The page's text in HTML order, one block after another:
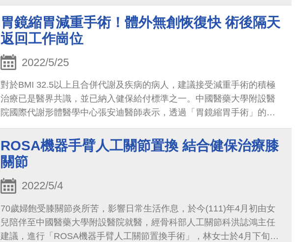
胃鏡縮胃減重手術！體外無創恢復快 術後隔天
返回工作崗位
2022/5/25
對於BMI 32.5以上且合併代謝及疾病的病人，建議接受減重手術的積極
治療已是醫界共識，並已納入健保給付標準之一。中國醫藥大學附設醫
院國際代謝形體醫學中心張安迪醫師表示，透過「胃鏡縮胃手術」的方
式進行減重治療，無需額外住院，且治療僅需約1個半小時左右的時間即
可完成，治療後隔天即可返回工作崗位...
ROSA機器手臂人工關節置換 結合健保治療膝
關節
2022/5/4
70歲婦飽受膝關節炎所苦，影響日常生活作息，於今(111)年4月初由女
兒陪伴至中國醫藥大學附設醫院就醫，經骨科部人工關節科洪誌鴻主任
建議，進行「ROSA機器手臂人工關節置換手術」，林女士於4月下旬接